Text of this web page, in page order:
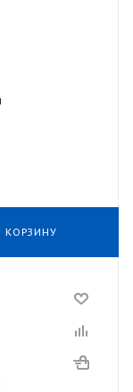
КОРЗИНУ